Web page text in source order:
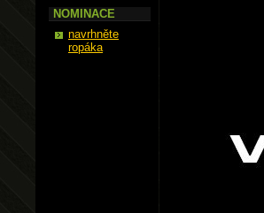
NOMINACE
navrhněte
ropáka